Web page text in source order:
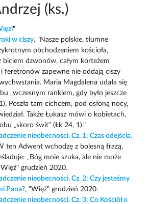
(ks.)
"
w ciszy. "Nasze polskie, tłumne
obchodzeniem kościoła,
biciem dzwonów, całym korteżem
feretronów zapewne nie oddają ciszy
Maria Magdalena udała się
„wczesnym rankiem, gdy było jeszcze
Poszła tam cichcem, pod osłoną nocy,
Także Łukasz mówi o kobietach,
„skoro świt” (Łk 24, 1)."
nieobecności. Cz. 1: Czas odejścia,
ten Adwent wchodzę z bolesną frazą,
„Bóg mnie szuka, ale nie może
grudzień 2020.
nieobecności. Cz. 2: Czy jesteśmy
Pana?, "Więź" grudzień 2020.
nieobecności. Cz. 3: Co Kościół o